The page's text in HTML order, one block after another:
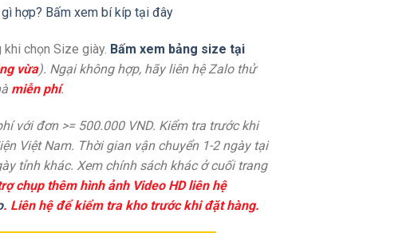
hợp? Bấm xem bí kíp tại đây
chọn Size giày. Bấm xem bảng size tại
vừa). Ngại không hợp, hãy liên hệ Zalo thử
miễn phí.
với đơn >= 500.000 VND. Kiểm tra trước khi
Việt Nam. Thời gian vận chuyển 1-2 ngày tại
tỉnh khác. Xem chính sách khác ở cuối trang
chụp thêm hình ảnh Video HD liên hệ
. Liên hệ để kiểm tra kho trước khi đặt hàng.